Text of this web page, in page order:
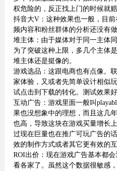
权危险的，反正找上门的时候就赔
抖音大V：这种效果也一般，目
频内容和粉丝群体的分析还没有做
堆主体：由于媒体对于同一主体
为了突破这种上限，多几个主体
堆主体还是挺像的。
游戏选品：这跟电商也有点像。
家体验，又或者先简单设计相似
试点击到下载的转化。测试效果
互动广告：游戏里面一般叫
果也没想象中的理想，而且这几
也高，导致这块在游戏买量增长
过现在巨量也在推广可玩广告的
效的制作方式或者其它更有效的
ROI出价：现在游戏广告基本都
看各家了。虽然这个数据很敏感